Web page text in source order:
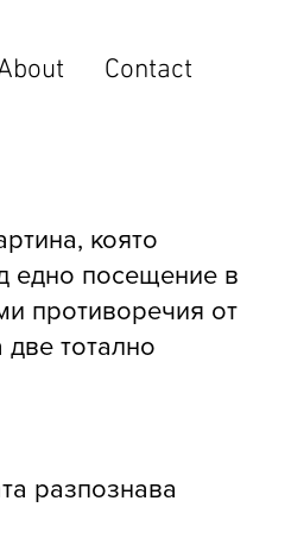
Contact
която
едно посещение в
противоречия от
тотално
разпознава